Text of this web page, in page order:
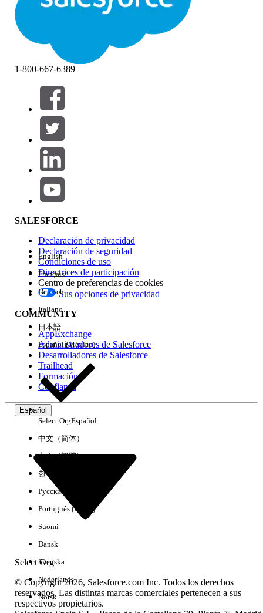
Filtros (0)
SELECCIONAR FILTROS
Área de productos
Repercusión de función
Edición
Experiencia
No hay resultados
1-800-667-6389
SALESFORCE
Declaración de privacidad
Declaración de seguridad
Condiciones de uso
Directrices de participación
Centro de preferencias de cookies
Sus opciones de privacidad
COMMUNITY
AppExchange
Administradores de Salesforce
Desarrolladores de Salesforce
Trailhead
Formación
Confianza
Español
Select Org
English
Français
Deutsch
Italiano
日本語
Español (México)
Select OrgEspañol
中文（简体）
中文（繁體）
한국어
Русский
Português (Brasil)
Suomi
Dansk
Svenska
Nederlands
Norsk
© Copyright 2026, Salesforce.com Inc. Todos los derechos
reservados. Las distintas marcas comerciales pertenecen a sus
respectivos propietarios.